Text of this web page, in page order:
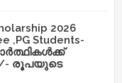
2026
,PG Students-
രൂപയുടെ